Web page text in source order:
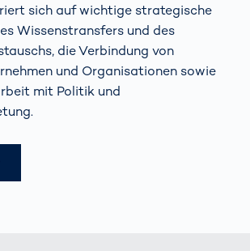
sich auf wichtige strategische
Wissenstransfers und des
die Verbindung von
und Organisationen sowie
mit Politik und